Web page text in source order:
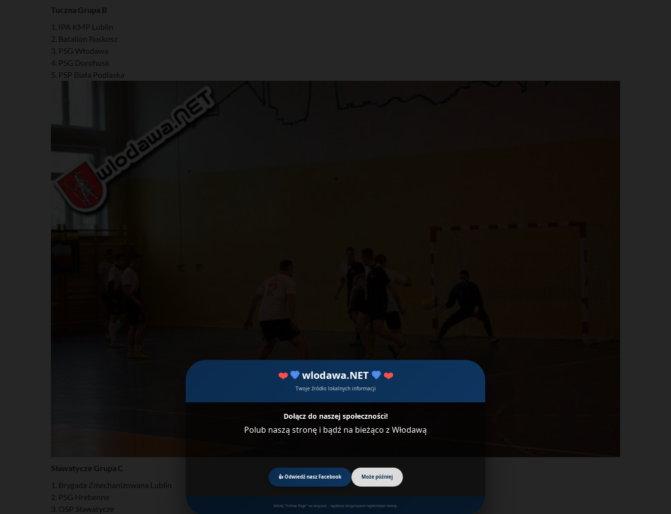
❤️ 💙wlodawa.NET 💙 ❤️
Twoje źródło lokalnych informacji
Dołącz do naszej społeczności!
Polub naszą stronę i bądź na bieżąco z Włodawą
👍 Odwiedź nasz Facebook Może później
Kliknij "Follow Page" na wtyczce – będziesz otrzymywać najświeższe newsy.
Tuczna Grupa B
1. IPA KMP Lublin
2. Batalion Roskosz
3. PSG Włodawa
4. PSG Dorohusk
5. PSP Biała Podlaska
Sławatycze Grupa C
1. Brygada Zmechanizowana Lublin
2. PSG Hrebenne
3. OSP Sławatycze